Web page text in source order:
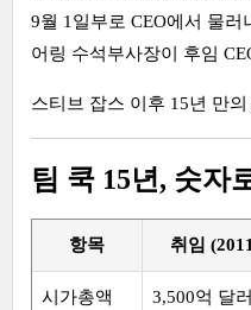
9월 1일부로 CEO에서 물러
어링 수석부사장이 후임
스티브 잡스 이후 15년 만
팀 쿡 15년, 숫자
항목 취임
시가총액 3,500억 달러